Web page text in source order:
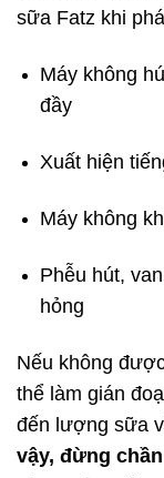
sữa Fatz khi
Máy không
đầy
Xuất hiện
Máy không
Phễu hút,
hỏng
Nếu không
thể làm gián
đến lượng sữa
vậy, đừng